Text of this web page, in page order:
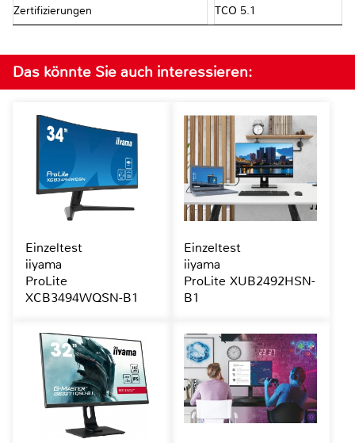
Zertifizierungen TCO 5.1
Das könnte Sie auch interessieren:
Einzeltest
iiyama
ProLite
XCB3494WQSN-B1
Einzeltest
iiyama
ProLite XUB2492HSN-
B1